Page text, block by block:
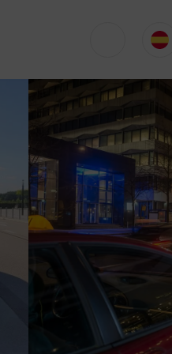
Su cesta está
Su cesta está vacía.
o traslado